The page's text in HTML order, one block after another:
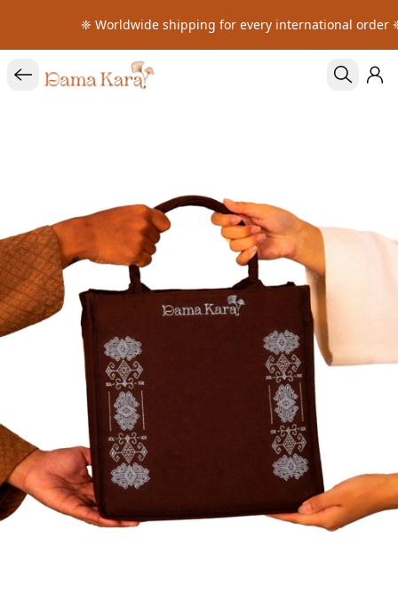
❈ Worldwide shipping for every international